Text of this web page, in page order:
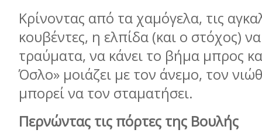
Κρίνοντας από τα χαμόγελα, τις
κουβέντες, η ελπίδα (και ο στόχος)
τραύματα, να κάνει το βήμα μπρος
Όσλο» μοιάζει με τον άνεμο, τον
μπορεί να τον σταματήσει.
Περνώντας τις πόρτες της Βουλής